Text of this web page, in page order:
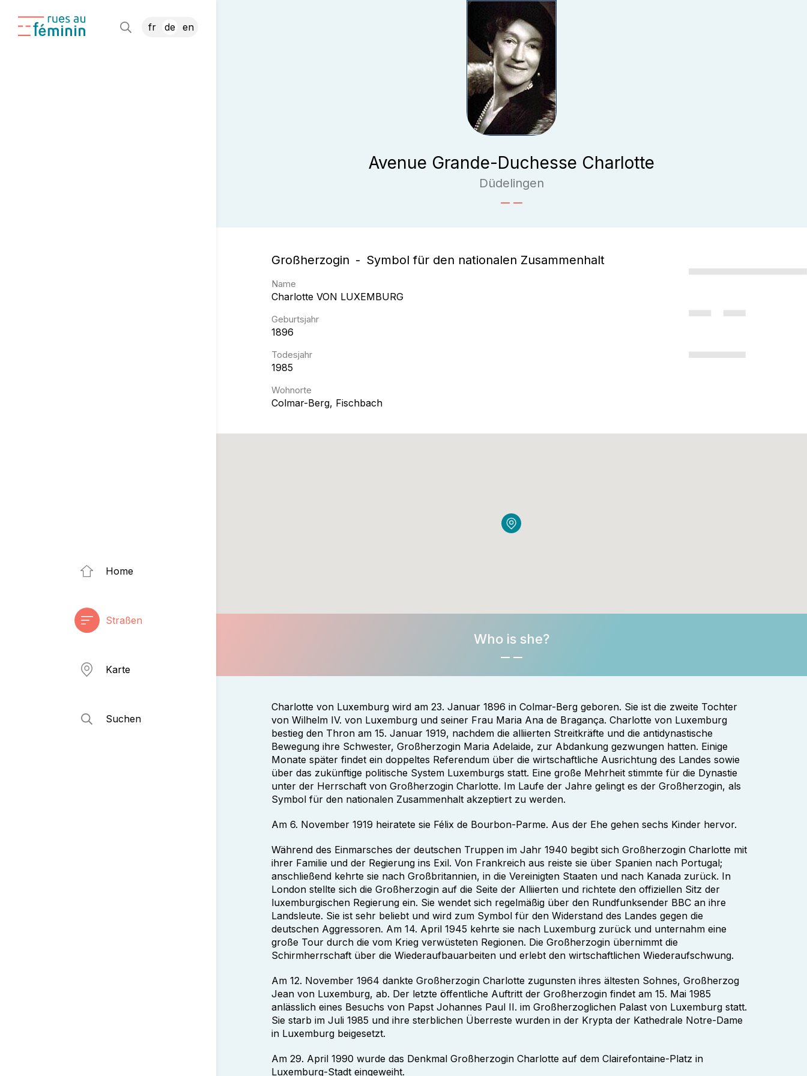
fr de en
Home
Straßen
Karte
Suchen
Avenue Grande-Duchesse Charlotte
Düdelingen
Großherzogin Symbol für den nationalen Zusammenhalt
Name
Charlotte VON LUXEMBURG
Geburtsjahr
1896
Todesjahr
1985
Wohnorte
Colmar-Berg, Fischbach
Who is she?
Charlotte von Luxemburg wird am 23. Januar 1896 in Colmar-Berg geboren. Sie ist die zweite Tochter
von Wilhelm IV. von Luxemburg und seiner Frau Maria Ana de Bragança. Charlotte von Luxemburg
bestieg den Thron am 15. Januar 1919, nachdem die alliierten Streitkräfte und die antidynastische
Bewegung ihre Schwester, Großherzogin Maria Adelaide, zur Abdankung gezwungen hatten. Einige
Monate später findet ein doppeltes Referendum über die wirtschaftliche Ausrichtung des Landes sowie
über das zukünftige politische System Luxemburgs statt. Eine große Mehrheit stimmte für die Dynastie
unter der Herrschaft von Großherzogin Charlotte. Im Laufe der Jahre gelingt es der Großherzogin, als
Symbol für den nationalen Zusammenhalt akzeptiert zu werden.
Am 6. November 1919 heiratete sie Félix de Bourbon-Parme. Aus der Ehe gehen sechs Kinder hervor.
Während des Einmarsches der deutschen Truppen im Jahr 1940 begibt sich Großherzogin Charlotte mit
ihrer Familie und der Regierung ins Exil. Von Frankreich aus reiste sie über Spanien nach Portugal;
anschließend kehrte sie nach Großbritannien, in die Vereinigten Staaten und nach Kanada zurück. In
London stellte sich die Großherzogin auf die Seite der Alliierten und richtete den offiziellen Sitz der
luxemburgischen Regierung ein. Sie wendet sich regelmäßig über den Rundfunksender BBC an ihre
Landsleute. Sie ist sehr beliebt und wird zum Symbol für den Widerstand des Landes gegen die
deutschen Aggressoren. Am 14. April 1945 kehrte sie nach Luxemburg zurück und unternahm eine
große Tour durch die vom Krieg verwüsteten Regionen. Die Großherzogin übernimmt die
Schirmherrschaft über die Wiederaufbauarbeiten und erlebt den wirtschaftlichen Wiederaufschwung.
Am 12. November 1964 dankte Großherzogin Charlotte zugunsten ihres ältesten Sohnes, Großherzog
Jean von Luxemburg, ab. Der letzte öffentliche Auftritt der Großherzogin findet am 15. Mai 1985
anlässlich eines Besuchs von Papst Johannes Paul II. im Großherzoglichen Palast von Luxemburg statt.
Sie starb im Juli 1985 und ihre sterblichen Überreste wurden in der Krypta der Kathedrale Notre-Dame
in Luxemburg beigesetzt.
Am 29. April 1990 wurde das Denkmal Großherzogin Charlotte auf dem Clairefontaine-Platz in
Luxemburg-Stadt eingeweiht.